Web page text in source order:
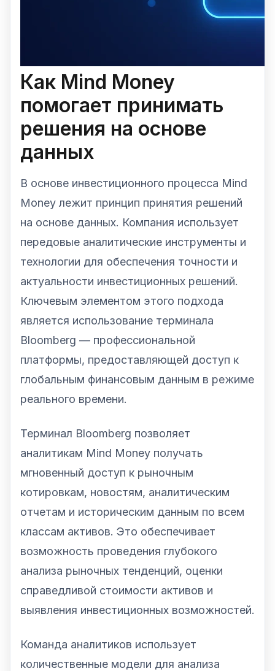
Как Mind Money
помогает принимать
решения на основе
данных
В основе инвестиционного процесса Mind
Money лежит принцип принятия решений
на основе данных. Компания использует
передовые аналитические инструменты и
технологии для обеспечения точности и
актуальности инвестиционных решений.
Ключевым элементом этого подхода
является использование терминала
Bloomberg — профессиональной
платформы, предоставляющей доступ к
глобальным финансовым данным в режиме
реального времени.
Терминал Bloomberg позволяет
аналитикам Mind Money получать
мгновенный доступ к рыночным
котировкам, новостям, аналитическим
отчетам и историческим данным по всем
классам активов. Это обеспечивает
возможность проведения глубокого
анализа рыночных тенденций, оценки
справедливой стоимости активов и
выявления инвестиционных возможностей.
Команда аналитиков использует
количественные модели для анализа